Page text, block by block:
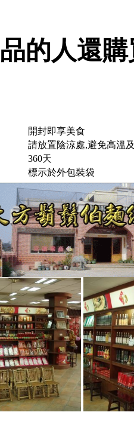
的人還
開封即享美食
請放置陰涼處,避免高溫
360天
標示於外包裝袋